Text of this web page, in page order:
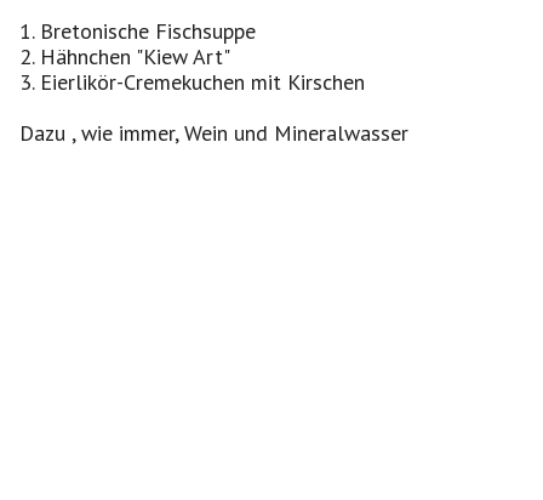
1. Bretonische Fischsuppe
2. Hähnchen "Kiew Art"
3. Eierlikör-Cremekuchen mit Kirschen
Dazu , wie immer, Wein und Mineralwasser